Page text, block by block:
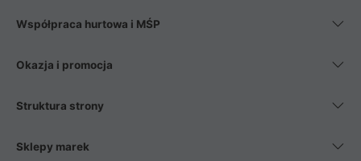
Współpraca hurtowa i MŚP
Okazja i promocja
Struktura strony
Sklepy marek